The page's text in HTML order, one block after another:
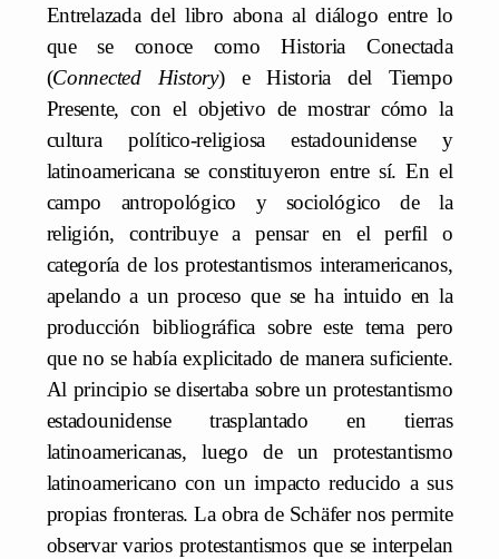
Entrelazada del libro abona al diálogo entre lo
que se conoce como Historia Conectada
(Connected History) e Historia del Tiempo
Presente, con el objetivo de mostrar cómo la
cultura político-religiosa estadounidense y
latinoamericana se constituyeron entre sí. En el
campo antropológico y sociológico de la
religión, contribuye a pensar en el perfil o
categoría de los protestantismos interamericanos,
apelando a un proceso que se ha intuido en la
producción bibliográfica sobre este tema pero
que no se había explicitado de manera suficiente.
Al principio se disertaba sobre un protestantismo
estadounidense trasplantado en tierras
latinoamericanas, luego de un protestantismo
latinoamericano con un impacto reducido a sus
propias fronteras. La obra de Schäfer nos permite
observar varios protestantismos que se interpelan